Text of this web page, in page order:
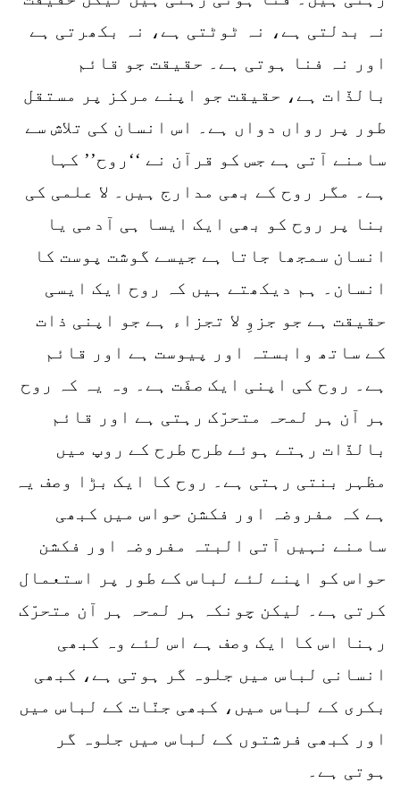
نہ بدلتی ہے، نہ ٹوٹتی ہے، نہ بکھرتی ہے
اور نہ فنا ہوتی ہے۔ حقیقت جو قائم
بالذّات ہے، حقیقت جو اپنے مرکز پر مستقل
طور پر رواں دواں ہے۔ اس انسان کی تلاش سے
سامنے آتی ہے جس کو قرآن نے ‘‘روح’’ کہا
ہے۔ مگر روح کے بھی مدارج ہیں۔ لا علمی کی
بنا پر روح کو بھی ایک ایسا ہی آدمی یا
انسان سمجھا جاتا ہے جیسے گوشت پوست کا
انسان۔ ہم دیکھتے ہیں کہ روح ایک ایسی
حقیقت ہے جو جزوِ لا تجزاء ہے جو اپنی ذات
کے ساتھ وابستہ اور پیوست ہے اور قائم
ہے۔ روح کی اپنی ایک صفَت ہے۔ وہ یہ کہ روح
ہر آن ہر لمحہ متحرّک رہتی ہے اور قائم
بالذّات رہتے ہوئے طرح طرح کے روپ میں
مظہر بنتی رہتی ہے۔ روح کا ایک بڑا وصف یہ
ہے کہ مفروضہ اور فکشن حواس میں کبھی
سامنے نہیں آتی البتہ مفروضہ اور فکشن
حواس کو اپنے لئے لباس کے طور پر استعمال
کرتی ہے۔ لیکن چونکہ ہر لمحہ ہر آن متحرّک
رہنا اس کا ایک وصف ہے اس لئے وہ کبھی
انسانی لباس میں جلوہ گر ہوتی ہے، کبھی
بکری کے لباس میں، کبھی جنّات کے لباس میں
اور کبھی فرشتوں کے لباس میں جلوہ گر
ہوتی ہے۔